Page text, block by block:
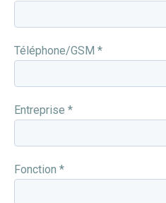
Téléphone/GSM *
Entreprise *
Fonction *